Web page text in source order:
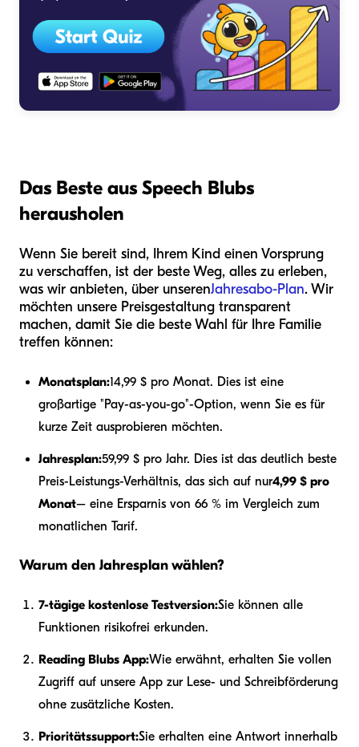
Das Beste aus Speech Blubs
herausholen
Wenn Sie bereit sind, Ihrem Kind einen Vorsprung
zu verschaffen, ist der beste Weg, alles zu erleben,
was wir anbieten, über unserenJahresabo-Plan. Wir
möchten unsere Preisgestaltung transparent
machen, damit Sie die beste Wahl für Ihre Familie
treffen können:
Monatsplan:14,99 $ pro Monat. Dies ist eine
großartige "Pay-as-you-go"-Option, wenn Sie es für
kurze Zeit ausprobieren möchten.
Jahresplan:59,99 $ pro Jahr. Dies ist das deutlich beste
Preis-Leistungs-Verhältnis, das sich auf nur4,99 $ pro
Monat– eine Ersparnis von 66 % im Vergleich zum
monatlichen Tarif.
Warum den Jahresplan wählen?
7-tägige kostenlose Testversion:Sie können alle
Funktionen risikofrei erkunden.
Reading Blubs App:Wie erwähnt, erhalten Sie vollen
Zugriff auf unsere App zur Lese- und Schreibförderung
ohne zusätzliche Kosten.
Prioritätssupport:Sie erhalten eine Antwort innerhalb